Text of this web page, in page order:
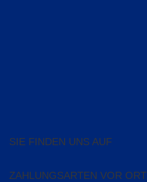
SIE FINDEN UNS AUF
ZAHLUNGSARTEN VOR ORT